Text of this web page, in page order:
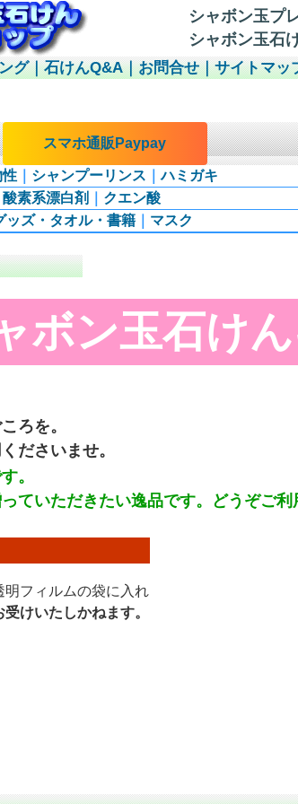
シャボン玉プ
シャボン玉石
グ｜石けんQ&A｜お問合せ｜サイトマッ
スマホ通販Paypay
｜ シャンプーリンス ｜ハミガキ
酸素系漂白剤
クエン酸
ッズ・タオル・書籍｜ マスク
ボン玉石け
ろを。
さいませ。
。
ていただきたい逸品です。どうぞご利
フィルムの袋に入れ
けいたしかねます。